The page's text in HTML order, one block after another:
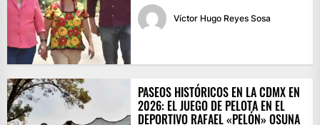
Víctor Hugo Reyes Sosa
PASEOS HISTÓRICOS EN LA CDMX EN
2026: EL JUEGO DE PELOTA EN EL
DEPORTIVO RAFAEL «PELÓN» OSUNA